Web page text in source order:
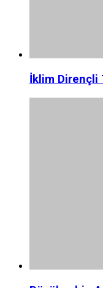
İklim Dirençli